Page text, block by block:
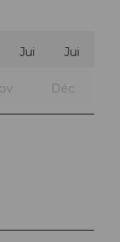
Jui Jui
Déc